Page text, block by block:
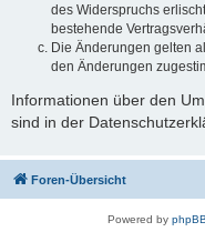
des Widerspruchs
bestehende
Die Änderungen gelten
den Änderungen
Informationen über den
sind in der
Foren-Übersicht
Powered by phpBB